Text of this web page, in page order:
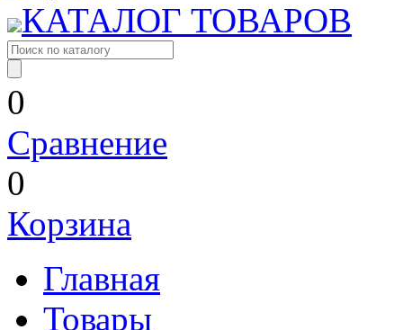
КАТАЛОГ ТОВАРОВ
0
Сравнение
0
Корзина
Главная
Товары